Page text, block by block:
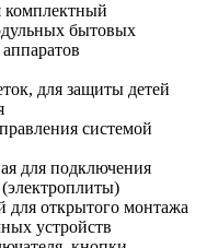
комплектный
бытовых
для защиты детей
системой
для подключения
для открытого монтажа
устройств